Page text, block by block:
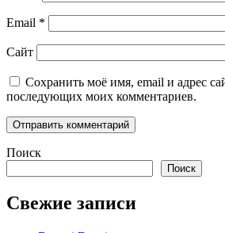
Email *
Сайт
Сохранить моё имя, email и адрес
последующих моих комментариев.
Поиск
Поиск
Свежие записи